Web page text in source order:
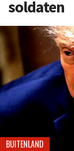
soldaten
BUITENLAND